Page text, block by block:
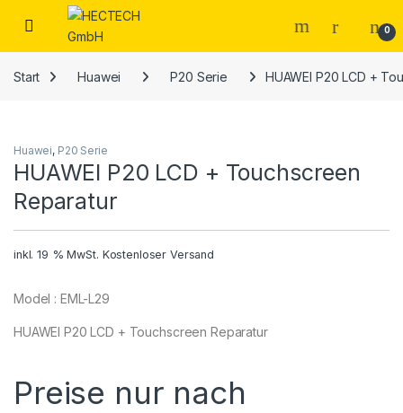
Open 0
Start Huawei P20 Serie HUAWEI P20 LCD +
Huawei, P20 Serie
HUAWEI P20 LCD + Touchscreen
Reparatur
inkl. 19 % MwSt. Kostenloser Versand
Model : EML-L29
HUAWEI P20 LCD + Touchscreen Reparatur
Preise nur nach